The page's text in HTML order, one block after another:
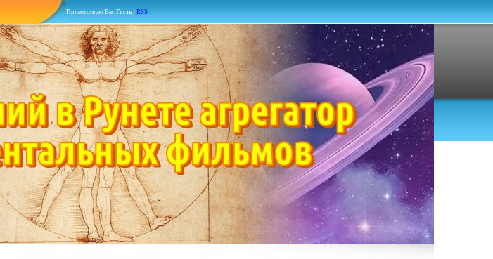
Приветствую Вас Гость RSS